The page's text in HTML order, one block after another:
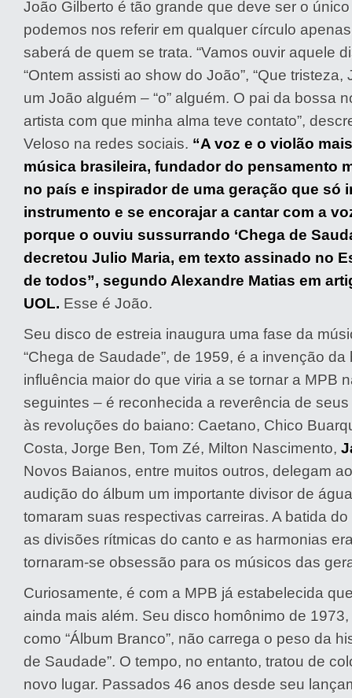
João Gilberto é tão grande que deve ser o
podemos nos referir em qualquer círculo apenas
saberá de quem se trata. “Vamos ouvir aquele
“Ontem assisti ao show do João”, “Que tristeza,
um João alguém – “o” alguém. O pai da bossa
artista com que minha alma teve contato”,
Veloso na redes sociais. “A voz e o violão
música brasileira, fundador do pensamento
no país e inspirador de uma geração que só
instrumento e se encorajar a cantar com a
porque o ouviu sussurrando ‘Chega de
decretou Julio Maria, em texto assinado no
de todos”, segundo Alexandre Matias em
UOL. Esse é João.
Seu disco de estreia inaugura uma fase da
“Chega de Saudade”, de 1959, é a invenção
influência maior do que viria a se tornar a MPB
seguintes – é reconhecida a reverência de
às revoluções do baiano: Caetano, Chico
Costa, Jorge Ben, Tom Zé, Milton Nascimento,
Novos Baianos, entre muitos outros, delegam
audição do álbum um importante divisor de
tomaram suas respectivas carreiras. A batida
as divisões rítmicas do canto e as harmonias
tornaram-se obsessão para os músicos das
Curiosamente, é com a MPB já estabelecida
ainda mais além. Seu disco homônimo de
como “Álbum Branco”, não carrega o peso da
de Saudade”. O tempo, no entanto, tratou de
novo lugar. Passados 46 anos desde seu